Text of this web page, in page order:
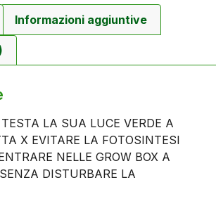
Informazioni aggiuntive
LA SUA LUCE VERDE A
X EVITARE LA FOTOSINTESI
NELLE GROW BOX A
DISTURBARE LA